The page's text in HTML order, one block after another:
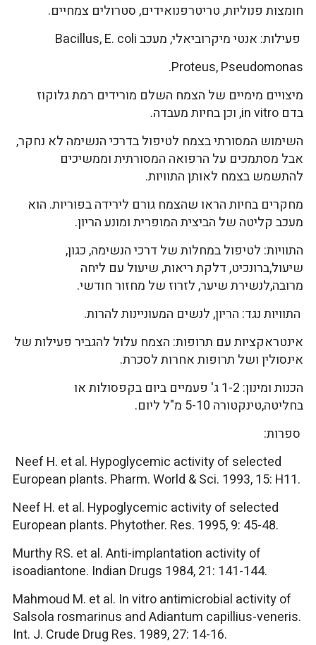
חומצות פנוליות, טריטרפנואידים, סטרולים צמחיים.
פעילות: אנטי מיקרוביאלי, מעכב Bacillus, E. coli
Proteus, Pseudomonas.
מיצויים מימיים של הצמח השלם מורידים רמת גלוקוז
בדם in vitro, וכן בחיות מעבדה.
השימוש המסורתי בצמח לטיפול בדרכי הנשימה לא נחקר,
אבל מסתמכים על הרפואה המסורתית וממשיכים
להתשמש בצמח לאותן התוויות.
מחקרים בחיות הראו שהצמח גורם לירידה בפוריות. הוא
מעכב קליטה של הביצית המופרית ומונע הריון.
התוויות: לטיפול במחלות של דרכי הנשימה, כגון,
שיעול,ברונכיט, דלקת ריאות, שיעול עם ליחה
מרובה,לנשירת שיער, לזרוז של מחזור חודשי.
התוויות נגד: הריון, לנשים המעוניינות להרות.
אינטראקציות עם תרופות: הצמח עלול להגביר פעילות של
אינסולין ושל תרופות אחרות לסכרת.
הכנות ומינון: 1-2 ג' פעמיים ביום בקפסולות או
בחליטה,טינקטורה 5-10 מ"ל ליום.
ספרות:
Neef H. et al. Hypoglycemic activity of selected
European plants. Pharm. World & Sci. 1993, 15: H11.
Neef H. et al. Hypoglycemic activity of selected
European plants. Phytother. Res. 1995, 9: 45-48.
Murthy RS. et al. Anti-implantation activity of
isoadiantone. Indian Drugs 1984, 21: 141-144.
Mahmoud M. et al. In vitro antimicrobial activity of
Salsola rosmarinus and Adiantum capillius-veneris.
Int. J. Crude Drug Res. 1989, 27: 14-16.